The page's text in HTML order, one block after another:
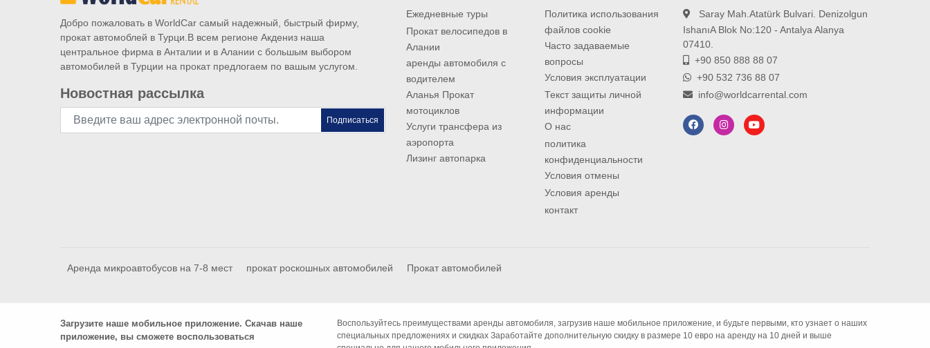
Добро пожаловать в WorldCar самый надежный, быстрый фирму,
прокат автомоблей в Турци.В всем регионе Акдениз наша
центральное фирма в Анталии и в Алании с большым выбором
автомобилей в Турции на прокат предлогаем по вашым услугом.
Новостная рассылка
Подписаться
Ежедневные туры
Прокат велосипедов в
Алании
аренды автомобиля с
водителем
Аланья Прокат
мотоциклов
Услуги трансфера из
аэропорта
Лизинг автопарка
Политика использования
файлов cookie
Часто задаваемые
вопросы
Условия эксплуатации
Текст защиты личной
информации
О нас
политика
конфиденциальности
Условия отмены
Условия аренды
контакт
Saray Mah.Atatürk Bulvari. Denizolgun
IshanıA Blok No:120 - Antalya Alanya
07410.
+90 850 888 88 07
+90 532 736 88 07
info@worldcarrental.com
Аренда микроавтобусов на 7-8 мест прокат роскошных автомобилей Прокат автомобилей
Загрузите наше мобильное приложение. Скачав наше
приложение, вы сможете воспользоваться
Воспользуйтесь преимуществами аренды автомобиля, загрузив наше мобильное приложение, и будьте первыми, кто узнает о наших
специальных предложениях и скидках Заработайте дополнительную скидку в размере 10 евро на аренду на 10 дней и выше